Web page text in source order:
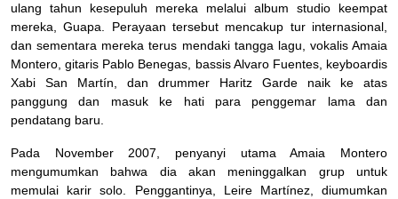
ulang tahun kesepuluh mereka melalui album studio keempat
mereka, Guapa. Perayaan tersebut mencakup tur internasional,
dan sementara mereka terus mendaki tangga lagu, vokalis Amaia
Montero, gitaris Pablo Benegas, bassis Alvaro Fuentes, keyboardis
Xabi San Martín, dan drummer Haritz Garde naik ke atas
panggung dan masuk ke hati para penggemar lama dan
pendatang baru.
Pada November 2007, penyanyi utama Amaia Montero
mengumumkan bahwa dia akan meninggalkan grup untuk
memulai karir solo. Penggantinya, Leire Martínez, diumumkan